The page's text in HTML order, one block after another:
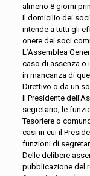
almeno 8 giorni
Il domicilio dei
intende a tutti gli
onere dei soci
L’Assemblea
caso di assenza o
in mancanza di
Direttivo o da un
Il Presidente
segretario; le
Tesoriere o
casi in cui il
funzioni di
Delle delibere
pubblicazione del